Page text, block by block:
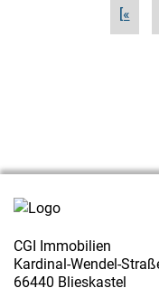
[«
CGI Immobilien
Kardinal-Wendel-
66440 Blieskastel